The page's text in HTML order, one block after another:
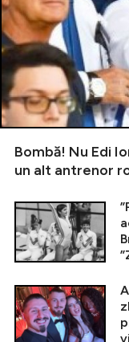
Bombă! Nu Edi
un alt antrenor